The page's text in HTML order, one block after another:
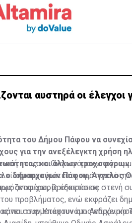
αυστηρά οι έλεγχοι
του Δήμου Πάφου να
για την ανεξέλεγκτη χρήση
και άλλων
ο δημαρχεύων Πάφου, Άγγελος
του, ο κ. Ονησιφόρου
αδιαπραγμάτευτη
χωρίς εξαιρέσεις.
αναφέρει, βρίσκεται σε στενή
προβλήματος, ενώ εκφράζει
που συμμετέχουν στις
κάνει στον Υπαστυνόμο